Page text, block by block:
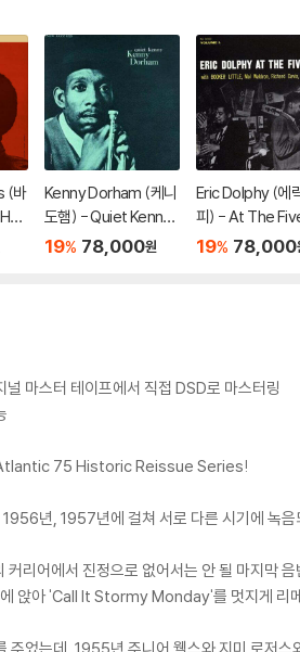
(바
Kenny Dorham (케니
도햄) - Quiet Kenny
[LP]
19% 78,000원
Eric Dolphy (에
피) - At The
ot [LP]
19% 78,000
마스터 테이프에서 직접 DSD로 마스터링
75 Historic Reissue Series!
년, 1957년에 걸쳐 서로 다른 시기에 녹음
리어에서 진정으로 없어서는 안 될 마지막
앉아 'Call It Stormy Monday'를 멋지게 리